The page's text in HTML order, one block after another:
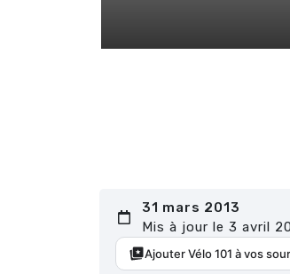
31 mars 2013
Mis à jour le 3 avril
Ajouter Vélo 101 à vos